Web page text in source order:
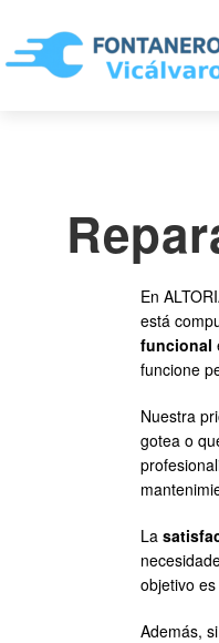
En
está
funcional
funcione
Nuestra
gotea o
La
objetivo
Además,